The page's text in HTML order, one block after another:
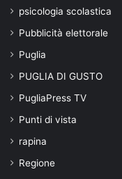
psicologia scolastica
Pubblicità elettorale
Puglia
PUGLIA DI GUSTO
PugliaPress TV
Punti di vista
rapina
Regione